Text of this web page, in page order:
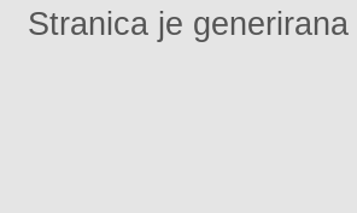
Stranica je